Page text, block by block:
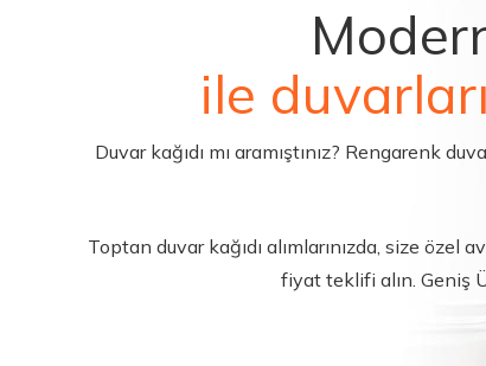
ile
Duvar kağıdı mı aramıştınız? Rengarenk
Toptan duvar kağıdı alımlarınızda, size özel
fiyat teklifi alın. Geniş